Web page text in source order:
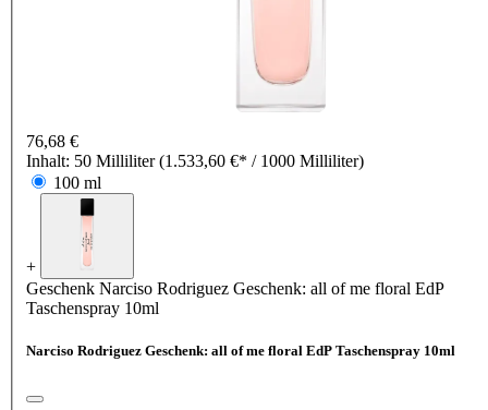
76,68 €
Inhalt: 50 Milliliter(1.533,60 €* / 1000 Milliliter)
100 ml
+
Geschenk Narciso Rodriguez Geschenk: all of me floral EdP
Taschenspray 10ml
Narciso Rodriguez Geschenk: all of me floral EdP Taschenspray 10ml